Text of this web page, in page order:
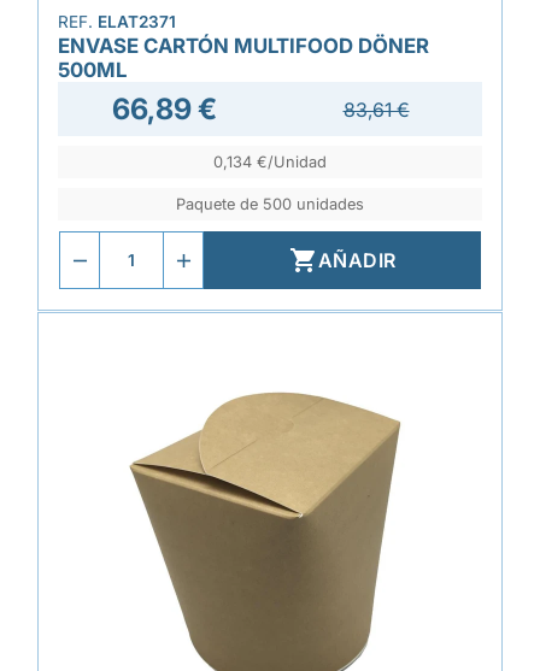
REF. ELAT2371
ENVASE CARTÓN MULTIFOOD DÖNER
500ML
66,89 € 83,61 €
0,134 €/Unidad
Paquete de 500 unidades
AÑADIR